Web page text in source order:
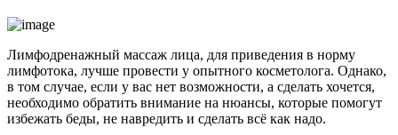
Лимфодренажный массаж лица, для приведения в норму
лимфотока, лучше провести у опытного косметолога. Однако,
в том случае, если у вас нет возможности, а сделать хочется,
необходимо обратить внимание на нюансы, которые помогут
избежать беды, не навредить и сделать всё как надо.